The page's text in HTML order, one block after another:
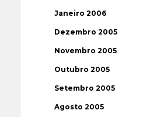
Janeiro 2006
Dezembro 2005
Novembro 2005
Outubro 2005
Setembro 2005
Agosto 2005